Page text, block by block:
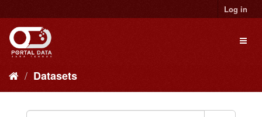
to
content
Log in
Datasets